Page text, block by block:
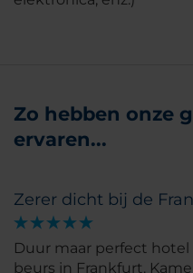
Zo hebben onze
ervaren...
Zerer dicht bij de
Duur maar perfect hotel
beurs in Frankfurt.